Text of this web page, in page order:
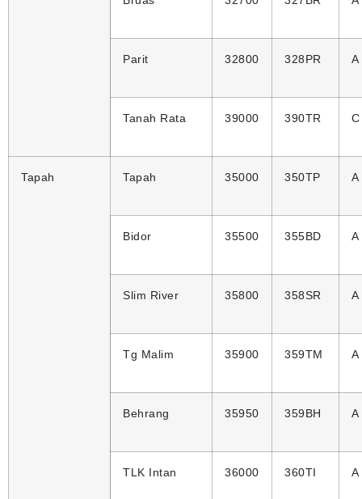
Parit 32800 328PR A
Tanah Rata 39000 390TR
Tapah Tapah 35000 350TP A
Bidor 35500 355BD A
Slim River 35800 358SR A
Tg Malim 35900 359TM A
Behrang 35950 359BH A
TLK Intan 36000 360TI A